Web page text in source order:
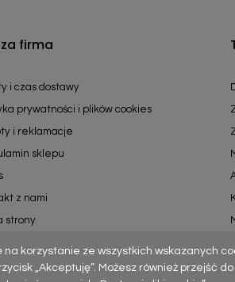
firma
i czas dostawy
prywatności i plików cookies
i reklamacje
sklepu
z nami
strony
na korzystanie ze wszystkich wskazanych
„Akceptuję”. Możesz również przejść do